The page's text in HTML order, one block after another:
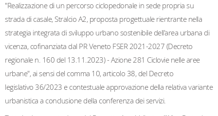
"Realizzazione di un percorso ciclopedonale in sede propria su
strada di casale, Stralcio A2, proposta progettuale rientrante nella
strategia integrata di sviluppo urbano sostenibile dell'area urbana di
vicenza, cofinanziata dal PR Veneto FSER 2021-2027 (Decreto
regionale n. 160 del 13.11.2023) - Azione 281 Ciclovie nelle aree
urbane", ai sensi del comma 10, articolo 38, del Decreto
legislativo 36/2023 e contestuale approvazione della relativa variante
urbanistica a conclusione della conferenza dei servizi.